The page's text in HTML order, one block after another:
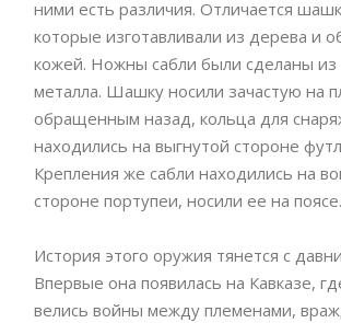
ними есть различия. Отличается
которые изготавливали из дерева и
кожей. Ножны сабли были сделаны из
металла. Шашку носили зачастую на
обращенным назад, кольца для
находились на выгнутой стороне
Крепления же сабли находились на
стороне портупеи, носили ее на поясе.
История этого оружия тянется с
Впервые она появилась на Кавказе,
велись войны между племенами,